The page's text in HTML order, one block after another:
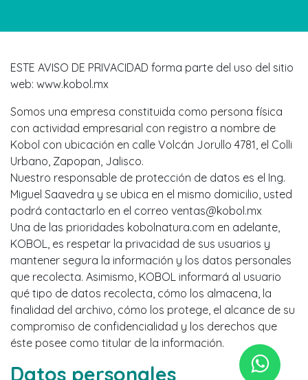
ESTE AVISO DE PRIVACIDAD forma parte del uso del sitio
web: www.kobol.mx
Somos una empresa constituida como persona física
con actividad empresarial con registro a nombre de
Kobol con ubicación en calle Volcán Jorullo 4781, el Colli
Urbano, Zapopan, Jalisco.
Nuestro responsable de protección de datos es el Ing.
Miguel Saavedra y se ubica en el mismo domicilio, usted
podrá contactarlo en el correo ventas@kobol.mx
Una de las prioridades kobolnatura.com en adelante,
KOBOL, es respetar la privacidad de sus usuarios y
mantener segura la información y los datos personales
que recolecta. Asimismo, KOBOL informará al usuario
qué tipo de datos recolecta, cómo los almacena, la
finalidad del archivo, cómo los protege, el alcance de su
compromiso de confidencialidad y los derechos que
éste posee como titular de la información.
Datos personales